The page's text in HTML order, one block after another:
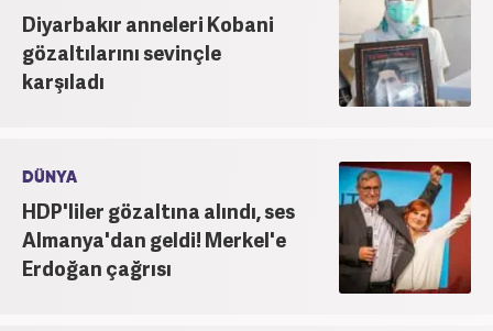
Diyarbakır anneleri Kobani
gözaltılarını sevinçle
karşıladı
DÜNYA
HDP'liler gözaltına alındı, ses
Almanya'dan geldi! Merkel'e
Erdoğan çağrısı